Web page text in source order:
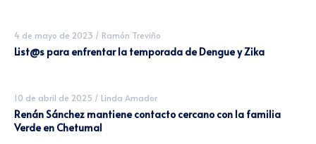
4 de mayo de 2023 / Ramón Treviño
List@s para enfrentar la temporada de Dengue y Zika
10 de abril de 2025 / Linda Amador
Renán Sánchez mantiene contacto cercano con la familia
Verde en Chetumal